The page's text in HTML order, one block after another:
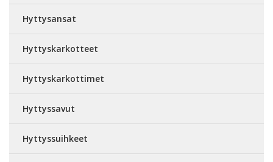
Hyttysansat
Hyttyskarkotteet
Hyttyskarkottimet
Hyttyssavut
Hyttyssuihkeet